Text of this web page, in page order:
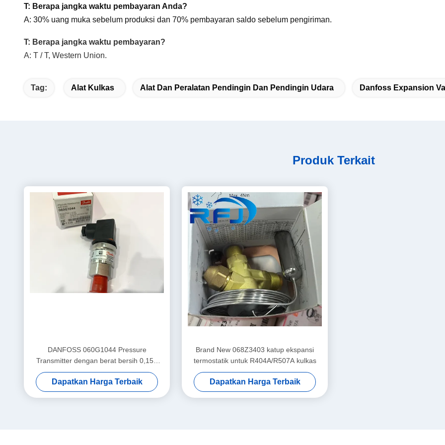
T: Berapa jangka waktu pembayaran Anda?
A: 30% uang muka sebelum produksi dan 70% pembayaran saldo sebelum pengiriman.
T: Berapa jangka waktu pembayaran?
A: T / T, Western Union.
Tag: Alat Kulkas Alat Dan Peralatan Pendingin Dan Pendingin Udara Danfoss Expansion
Produk Terkait
DANFOSS 060G1044 Pressure
Transmitter dengan berat bersih 0,157
KG, bahan baku yang dapat dilacak, dan
pilihan kustomisasi
Dapatkan Harga Terbaik
Brand New 068Z3403 katup ekspansi
termostatik untuk R404A/R507A kulkas
Dapatkan Harga Terbaik